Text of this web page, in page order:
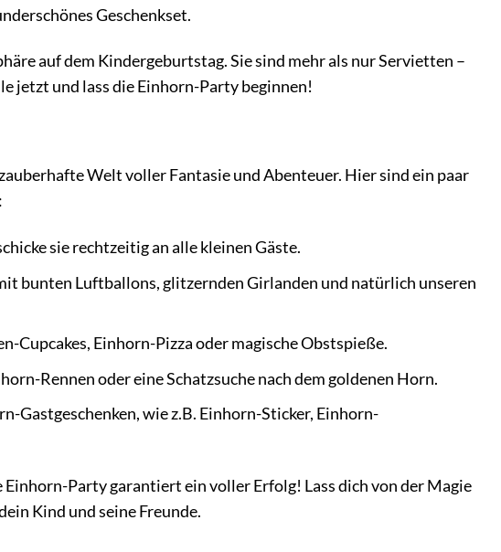
Geschenkset.
auf dem Kindergeburtstag. Sie sind mehr als nur Servietten –
jetzt und lass die Einhorn-Party beginnen!
Welt voller Fantasie und Abenteuer. Hier sind ein paar
sie rechtzeitig an alle kleinen Gäste.
bunten Luftballons, glitzernden Girlanden und natürlich unseren
Cupcakes, Einhorn-Pizza oder magische Obstspieße.
Rennen oder eine Schatzsuche nach dem goldenen Horn.
Gastgeschenken, wie z.B. Einhorn-Sticker, Einhorn-
Party garantiert ein voller Erfolg! Lass dich von der Magie
Kind und seine Freunde.